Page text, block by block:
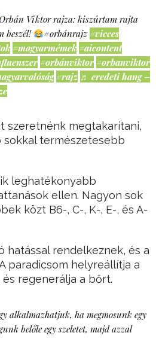
Viktor rajza: kiszúrtam rajta
beszél!
#orbánrajz #vicces
#magyarmémek #aicontent
#orbánviktor #orbanviktor
#rajz ♬ eredeti hang –
szeretnénk megtakarítani,
sokkal természetesebb
leghatékonyabb
ellen. Nagyon sok
közt B6-, C-, K-, E-, és A-
hatással rendelkeznek, és a
paradicsom helyreállítja a
regenerálja a bőrt.
alkalmazhatjuk, ha megmosunk egy
belőle egy szeletet, majd azzal